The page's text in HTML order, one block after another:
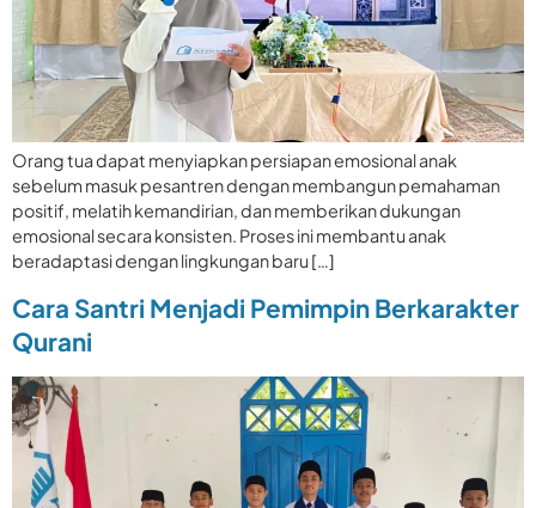
Orang tua dapat menyiapkan persiapan emosional anak
sebelum masuk pesantren dengan membangun pemahaman
positif, melatih kemandirian, dan memberikan dukungan
emosional secara konsisten. Proses ini membantu anak
beradaptasi dengan lingkungan baru […]
Cara Santri Menjadi Pemimpin Berkarakter
Qurani